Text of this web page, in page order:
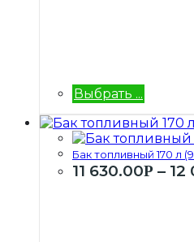
Выбрать ...
Бак топливный 170 л
11 630.00Р – 12